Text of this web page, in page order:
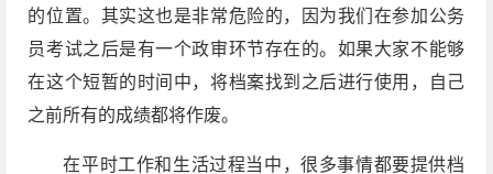
的位置。其实这也是非常危险的，因为我们在参加公务
员考试之后是有一个政审环节存在的。如果大家不能够
在这个短暂的时间中，将档案找到之后进行使用，自己
之前所有的成绩都将作废。
在平时工作和生活过程当中，很多事情都要提供档